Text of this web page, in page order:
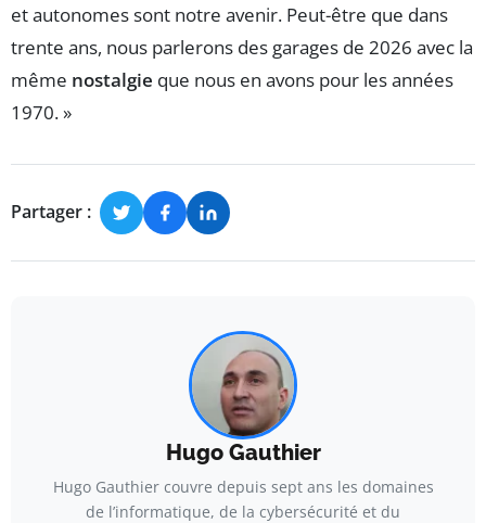
et autonomes sont notre avenir. Peut-être que dans
trente ans, nous parlerons des garages de 2026 avec la
même nostalgie que nous en avons pour les années
1970. »
Partager :
Hugo Gauthier
Hugo Gauthier couvre depuis sept ans les domaines
de l’informatique, de la cybersécurité et du